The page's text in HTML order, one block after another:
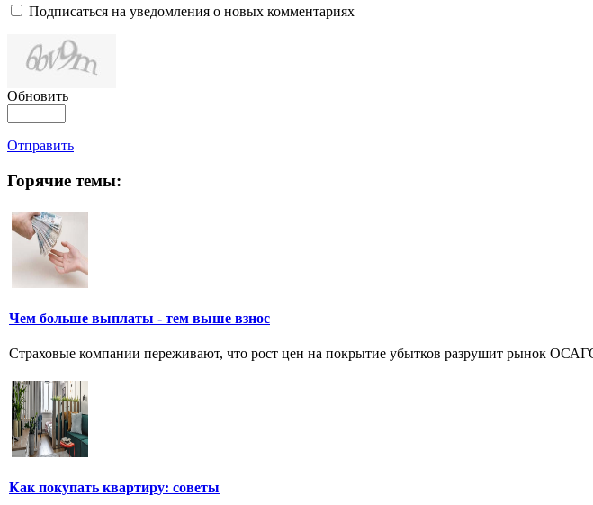
Подписаться на уведомления о новых комментариях
Обновить
Отправить
Горячие темы:
Чем больше выплаты - тем выше взнос
Cтраховые компании переживают, что рост цен на покрытие убытков разрушит рынок
Как покупать квартиру: советы